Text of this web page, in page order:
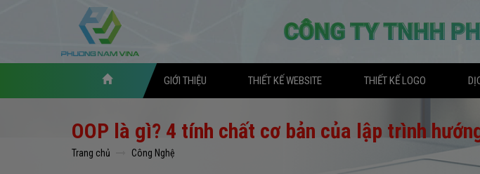
GIỚI THIỆU THIẾT KẾ WEBSITE THIẾT KẾ LOGO
OOP là gì? 4 tính chất cơ bản của lập trình
Trang chủ Công Nghệ